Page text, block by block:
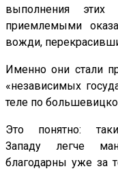
выполнения
приемлемыми
вожди,
Именно они стали
«независимых
теле по
Это понятно:
Западу легче
благодарны уже за